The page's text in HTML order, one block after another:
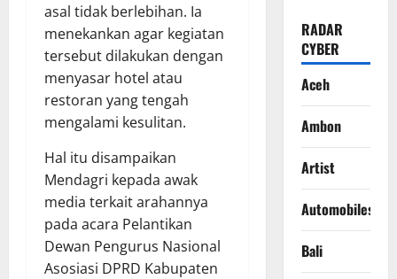
asal tidak berlebihan. Ia
menekankan agar kegiatan
tersebut dilakukan dengan
menyasar hotel atau
restoran yang tengah
mengalami kesulitan.
Hal itu disampaikan
Mendagri kepada awak
media terkait arahannya
pada acara Pelantikan
Dewan Pengurus Nasional
Asosiasi DPRD Kabupaten
RADAR
CYBER
Aceh
Ambon
Artist
Automobiles
Bali